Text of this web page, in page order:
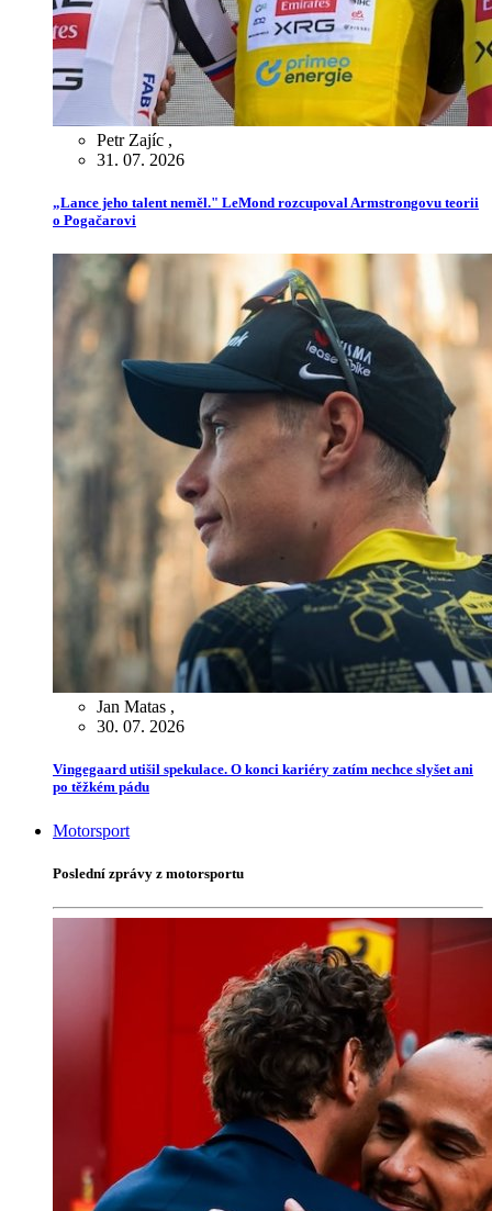
Petr Zajíc ,
31. 07. 2026
„Lance jeho talent neměl." LeMond rozcupoval Armstrongovu teorii
o Pogačarovi
Jan Matas ,
30. 07. 2026
Vingegaard utišil spekulace. O konci kariéry zatím nechce slyšet ani
po těžkém pádu
Motorsport
Poslední zprávy z motorsportu